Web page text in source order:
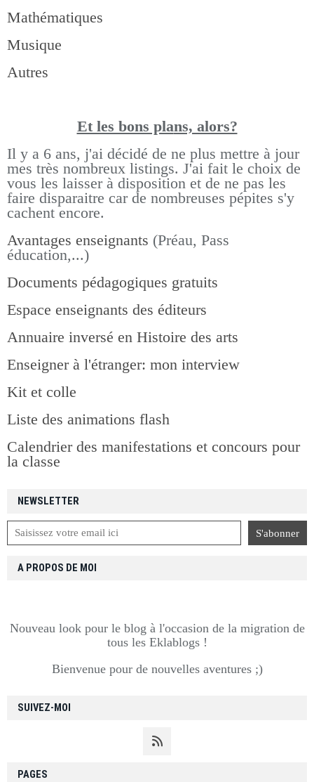
NEWSLETTER
SUIVEZ-MOI
PAGES
Mathématiques
Musique
Autres
Et les bons plans, alors?
Il y a 6 ans, j'ai décidé de ne plus mettre à jour
mes très nombreux listings. J'ai fait le choix de
vous les laisser à disposition et de ne pas les
faire disparaitre car de nombreuses pépites s'y
cachent encore.
Avantages enseignants (Préau, Pass
éducation,...)
Documents pédagogiques gratuits
Espace enseignants des éditeurs
Annuaire inversé en Histoire des arts
Enseigner à l'étranger: mon interview
Kit et colle
Liste des animations flash
Calendrier des manifestations et concours pour
la classe
A PROPOS DE MOI
Nouveau look pour le blog à l'occasion de la migration de
tous les Eklablogs !
Bienvenue pour de nouvelles aventures ;)